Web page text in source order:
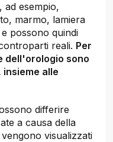
ad esempio,
marmo, lamiera
possono quindi
reali. Per
dell'orologio sono
alle
differire
a causa della
visualizzati